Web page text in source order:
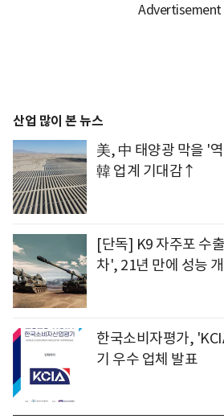
산업 많이 본 뉴스
美, 中 태양광 막을 '
韓 업계 기대감↑
[단독] K9 자주포 수
차', 21년 만에 성능
한국소비자평가,
기 우수 업체 발표